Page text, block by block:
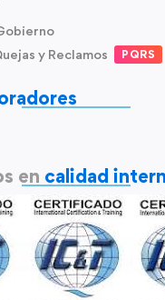
y Reclamos
PQRS
en calidad